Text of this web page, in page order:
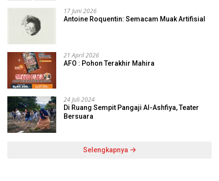
17 Juni 2026
Antoine Roquentin: Semacam Muak Artifisial
21 April 2026
AFO : Pohon Terakhir Mahira
24 Juli 2024
Di Ruang Sempit Pangaji Al-Ashfiya, Teater
Bersuara
Selengkapnya